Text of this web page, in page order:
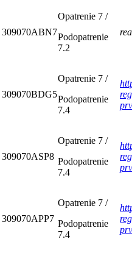
309070ABN7
Opatrenie 7 /
Podopatrenie
7.2
309070BDG5
Opatrenie 7 /
Podopatrenie
7.4
309070ASP8
Opatrenie 7 /
Podopatrenie
7.4
309070APP7
Opatrenie 7 /
Podopatrenie
7.4